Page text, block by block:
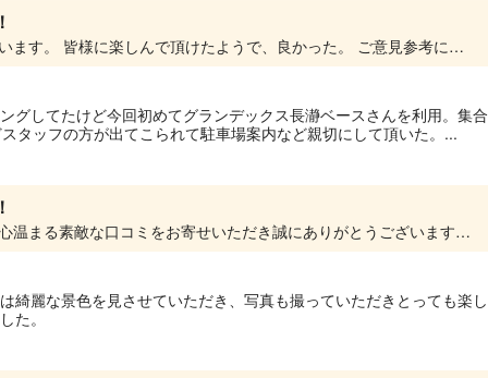
ご参加いただきありがとうございます。 皆様に楽しんで頂けたようで、良かった。 ご意見参考にさせていただきます。 またのお越しをお待ちしております。
グしてたけど今回初めてグランデックス長瀞ベースさんを利用。集合
タッフの方が出てこられて駐車場案内など親切にして頂いた。...
この度はご来店いただき、また心温まる素敵な口コミをお寄せいただき誠にありがとうございます。 お子様の夏の良い思い出に残る1日となりました事、スタッフ一同心より嬉しく思います。またお逢い...
綺麗な景色を見させていただき、写真も撮っていただきとっても楽し
た。